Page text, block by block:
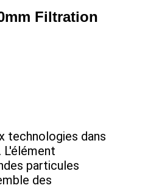
Filtration
technologies dans
particules
des